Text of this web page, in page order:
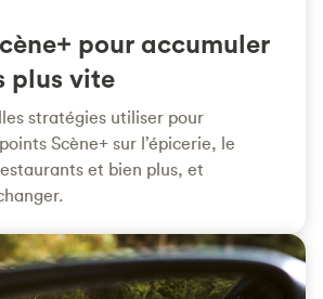
pour accumuler
plus vite
stratégies utiliser pour
Scène+ sur l’épicerie, le
et bien plus, et